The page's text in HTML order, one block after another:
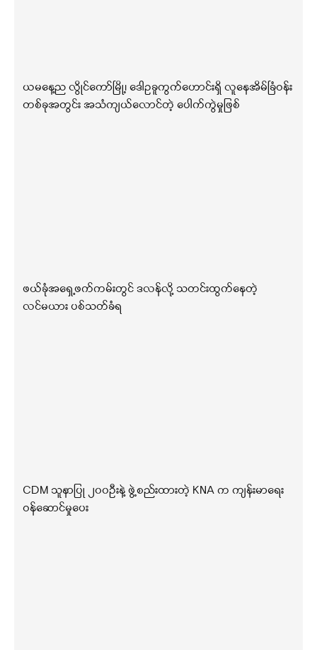
ယမနေ့ည လွိုင်ကော်မြို့၊ ဒေါဥခူကွက်ဟောင်းရှိ လူနေအိမ်ခြံဝန်း
တစ်ခုအတွင်း အသံကျယ်လောင်တဲ့ ပေါက်ကွဲမှုဖြစ်
ဖယ်ခုံအရှေ့ဖက်ကမ်းတွင် ဒလန်လို့ သတင်းထွက်နေတဲ့
လင်မယား ပစ်သတ်ခံရ
CDM သူနာပြု ၂၀၀ဦးနဲ့ ဖွဲ့စည်းထားတဲ့ KNA က ကျန်းမာရေး
ဝန်ဆောင်မှုပေး